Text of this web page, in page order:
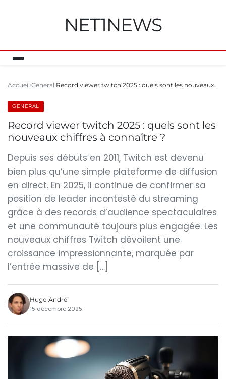
NET1NEWS
Accueil General Record viewer twitch 2025 : quels sont les nouveaux…
GENERAL
Record viewer twitch 2025 : quels sont les
nouveaux chiffres à connaître ?
Depuis ses débuts en 2011, Twitch est devenu
bien plus qu’une simple plateforme de diffusion
en direct. En 2025, il continue de confirmer sa
position de leader incontesté du streaming
grâce à des records d’audience spectaculaires
et une communauté toujours plus engagée. Les
nouveaux chiffres Twitch dévoilent une
croissance impressionnante, marquée par
l’entrée massive de […]
Hugo André
15 décembre 2025